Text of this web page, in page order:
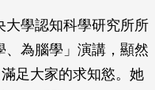
大學認知科學研究所所
為腦學」演講，顯然
足大家的求知慾。她